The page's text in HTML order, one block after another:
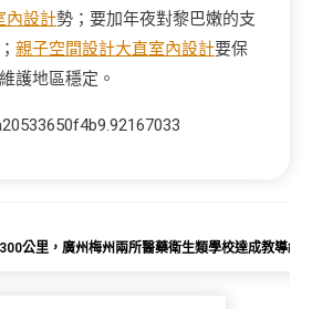
內設計勢；要加年夜對黎巴嫩的支
親子空間設計大直室內設計要保
護地區穩定。
公里，廣州梅州兩所醫藥衛生類學校達成教導結